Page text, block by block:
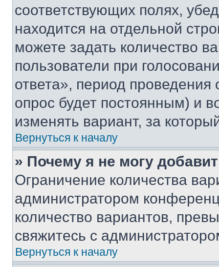
соответствующих полях,
находится на отдельной
можете задать количество
пользователи при
ответа», период проведения
опрос будет постоянным) и
изменять вариант, за
Вернуться к началу
» Почему я не могу
Ограничение количества
администратором
количество вариантов,
свяжитесь с
Вернуться к началу